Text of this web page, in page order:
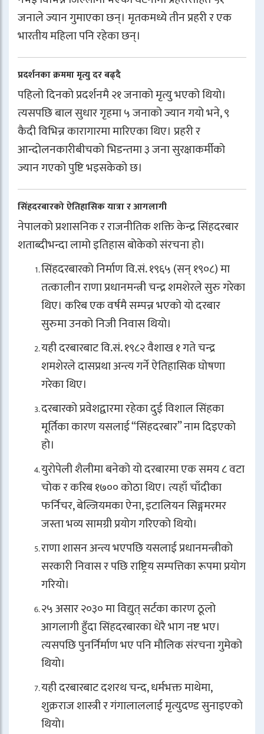
जनाले ज्यान गुमाएका छन्। मृतकमध्ये तीन प्रहरी र एक
भारतीय महिला पनि रहेका छन्।
प्रदर्शनका क्रममा मृत्यु दर बढ्दै
पहिलो दिनको प्रदर्शनमै २१ जनाको मृत्यु भएको थियो।
त्यसपछि बाल सुधार गृहमा ५ जनाको ज्यान गयो भने, ९
कैदी विभिन्न कारागारमा मारिएका थिए। प्रहरी र
आन्दोलनकारीबीचको भिडन्तमा ३ जना सुरक्षाकर्मीको
ज्यान गएको पुष्टि भइसकेको छ।
सिंहदरबारको ऐतिहासिक यात्रा र आगलागी
नेपालको प्रशासनिक र राजनीतिक शक्ति केन्द्र सिंहदरबार
शताब्दीभन्दा लामो इतिहास बोकेको संरचना हो।
सिंहदरबारको निर्माण वि.सं. १९६५ (सन् १९०८) मा
तत्कालीन राणा प्रधानमन्त्री चन्द्र शमशेरले सुरु गरेका
थिए। करिब एक वर्षमै सम्पन्न भएको यो दरबार
सुरुमा उनको निजी निवास थियो।
यही दरबारबाट वि.सं. १९८२ वैशाख १ गते चन्द्र
शमशेरले दासप्रथा अन्त्य गर्ने ऐतिहासिक घोषणा
गरेका थिए।
दरबारको प्रवेशद्वारमा रहेका दुई विशाल सिंहका
मूर्तिका कारण यसलाई “सिंहदरबार” नाम दिइएको
हो।
युरोपेली शैलीमा बनेको यो दरबारमा एक समय ८ वटा
चोक र करिब १७०० कोठा थिए। त्यहाँ चाँदीका
फर्निचर, बेल्जियमका ऐना, इटालियन सिङ्गमरमर
जस्ता भव्य सामग्री प्रयोग गरिएको थियो।
राणा शासन अन्त्य भएपछि यसलाई प्रधानमन्त्रीको
सरकारी निवास र पछि राष्ट्रिय सम्पत्तिका रूपमा प्रयोग
गरियो।
२५ असार २०३० मा विद्युत् सर्टका कारण ठूलो
आगलागी हुँदा सिंहदरबारका धेरै भाग नष्ट भए।
त्यसपछि पुनर्निर्माण भए पनि मौलिक संरचना गुमेको
थियो।
यही दरबारबाट दशरथ चन्द, धर्मभक्त माथेमा,
शुक्रराज शास्त्री र गंगालाललाई मृत्युदण्ड सुनाइएको
थियो।